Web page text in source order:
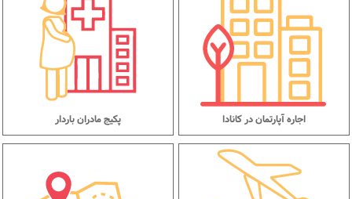
اجاره آپارتمان در کانادا پکیج مادران باردار